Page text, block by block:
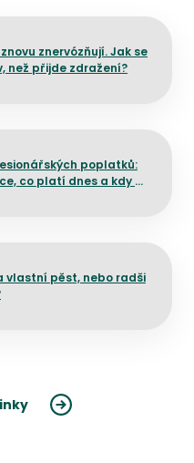
znervózňují. Jak se
než přijde zdražení?
poplatků:
co platí dnes a kdy by
vlastní pěst, nebo radši